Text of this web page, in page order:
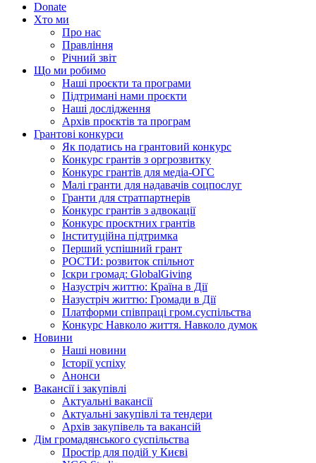
Donate
Хто ми
Про нас
Правління
Річний звіт
Що ми робимо
Наші проєкти та програми
Підтримані нами проєкти
Наші дослідження
Архів проєктів та програм
Грантові конкурси
Як податись на грантовий конкурс
Конкурс грантів з оргрозвитку
Конкурс грантів для медіа-ОГС
Малі гранти для надавачів соцпослуг
Гранти для стратпартнерів
Конкурс грантів з адвокації
Конкурс проєктних грантів
Інституційна підтримка
Перший успішний грант
РОСТИ: розвиток спільнот
Іскри громад: GlobalGiving
Назустріч життю: Країна в Дії
Назустріч життю: Громади в Дії
Платформи співпраці гром.суспільства
Конкурс Навколо життя. Навколо думок
Новини
Наші новини
Історії успіху
Анонси
Вакансії і закупівлі
Актуальні вакансії
Актуальні закупівлі та тендери
Архів закупівель та вакансій
Дім громадянського суспільства
Простір для подій у Києві